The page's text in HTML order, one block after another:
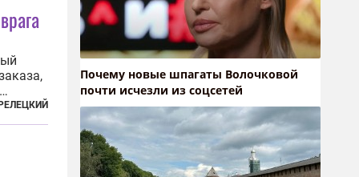
Но
Десять
Почему новые шпагаты Волочковой
почти исчезли из соцсетей